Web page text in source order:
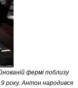
фермі поблизу
року. Антон народився